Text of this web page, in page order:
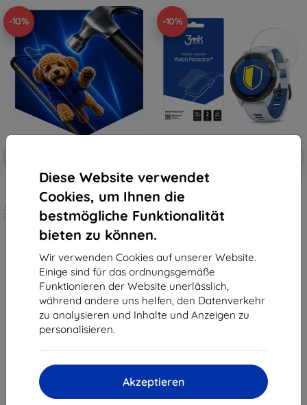
Diese Website verwendet
Cookies, um Ihnen die
bestmögliche Funktionalität
bieten zu können.
Wir verwenden Cookies auf unserer Website.
Einige sind für das ordnungsgemäße
Funktionieren der Website unerlässlich,
während andere uns helfen, den Datenverkehr
zu analysieren und Inhalte und Anzeigen zu
personalisieren.
Akzeptieren
-10%
3mk Hammer Schutzfolie
Maßgeschneidert
hergestellt
€ 18,90
€ 17,02
Auf Lager 4 Stk.
-10%
3MK Folia ARC Garmin
Forerunner 265S Fullscreen
Schutzfolie (5903108517676)
€ 9,90
Auf Lager > 5 Stk.
1